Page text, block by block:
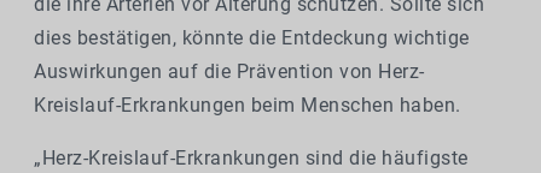
dies bestätigen, könnte die Entdeckung wichtige
Auswirkungen auf die Prävention von Herz-
Kreislauf-Erkrankungen beim Menschen haben.
„Herz-Kreislauf-Erkrankungen sind die häufigste